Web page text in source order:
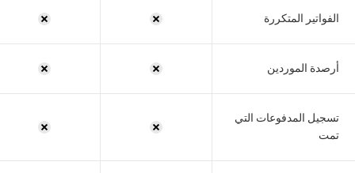
الفواتير المتكررة
أرصدة الموردين
تسجيل المدفوعات التي
تمت